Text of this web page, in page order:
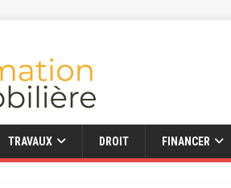
TRAVAUX DROIT FINANCER